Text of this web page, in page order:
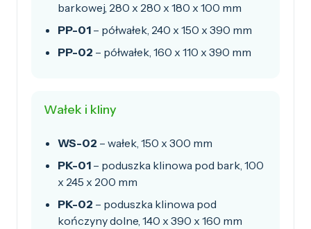
barkowej, 280 x 280 x 180 x 100 mm
PP-01 – półwałek, 240 x 150 x 390 mm
PP-02 – półwałek, 160 x 110 x 390 mm
Wałek i kliny
WS-02 – wałek, 150 x 300 mm
PK-01 – poduszka klinowa pod bark, 100
x 245 x 200 mm
PK-02 – poduszka klinowa pod
kończyny dolne, 140 x 390 x 160 mm